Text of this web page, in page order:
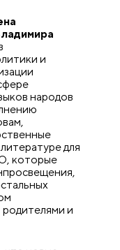
и
народов
для
которые
родителями и